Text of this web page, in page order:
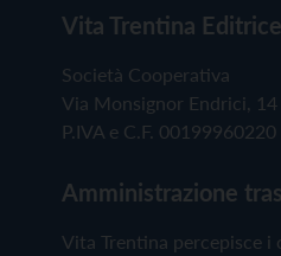
Vita Trentina Editrice
Società Cooperativa
Via Monsignor Endrici,
P.IVA e C.F. 00199960220
Amministrazione
Vita Trentina percepisce